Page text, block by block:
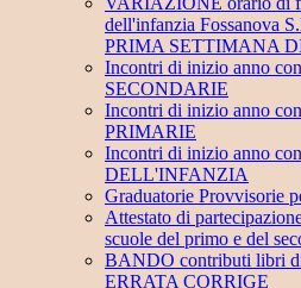
dell'infanzia Fossanova
PRIMA SETTIMANA
Incontri di inizio anno
SECONDARIE
Incontri di inizio anno
PRIMARIE
Incontri di inizio anno
DELL'INFANZIA
Graduatorie Provvisorie
Attestato di
scuole del primo e del
BANDO contributi libri
ERRATA CORRIGE